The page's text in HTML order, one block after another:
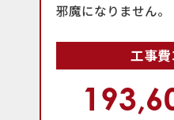
邪魔になりません。
工事費